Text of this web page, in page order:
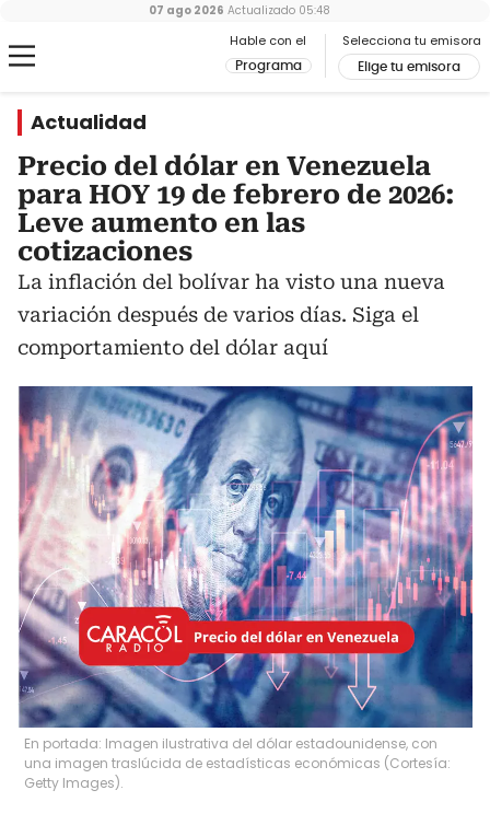
Hable con el
Programa
Selecciona tu emisora
Elige tu emisora
07 ago 2026 Actualizado 05:48
Actualidad
Precio del dólar en Venezuela
para HOY 19 de febrero de 2026:
Leve aumento en las
cotizaciones
La inflación del bolívar ha visto una nueva
variación después de varios días. Siga el
comportamiento del dólar aquí
En portada: Imagen ilustrativa del dólar estadounidense, con
una imagen traslúcida de estadísticas económicas (Cortesía:
Getty Images).